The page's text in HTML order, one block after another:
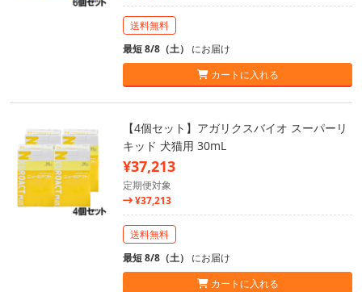
送料無料
最短 8/8（土） にお届け
カートに入れる
【4個セット】アガリクスバイオ スーパーリ
キッド 犬猫用 30mL
¥37,213
定期便対象
¥37,213
送料無料
最短 8/8（土） にお届け
カートに入れる